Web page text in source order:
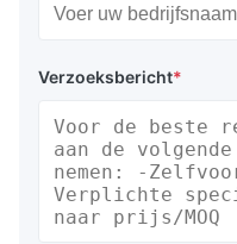
Verzoeksbericht*